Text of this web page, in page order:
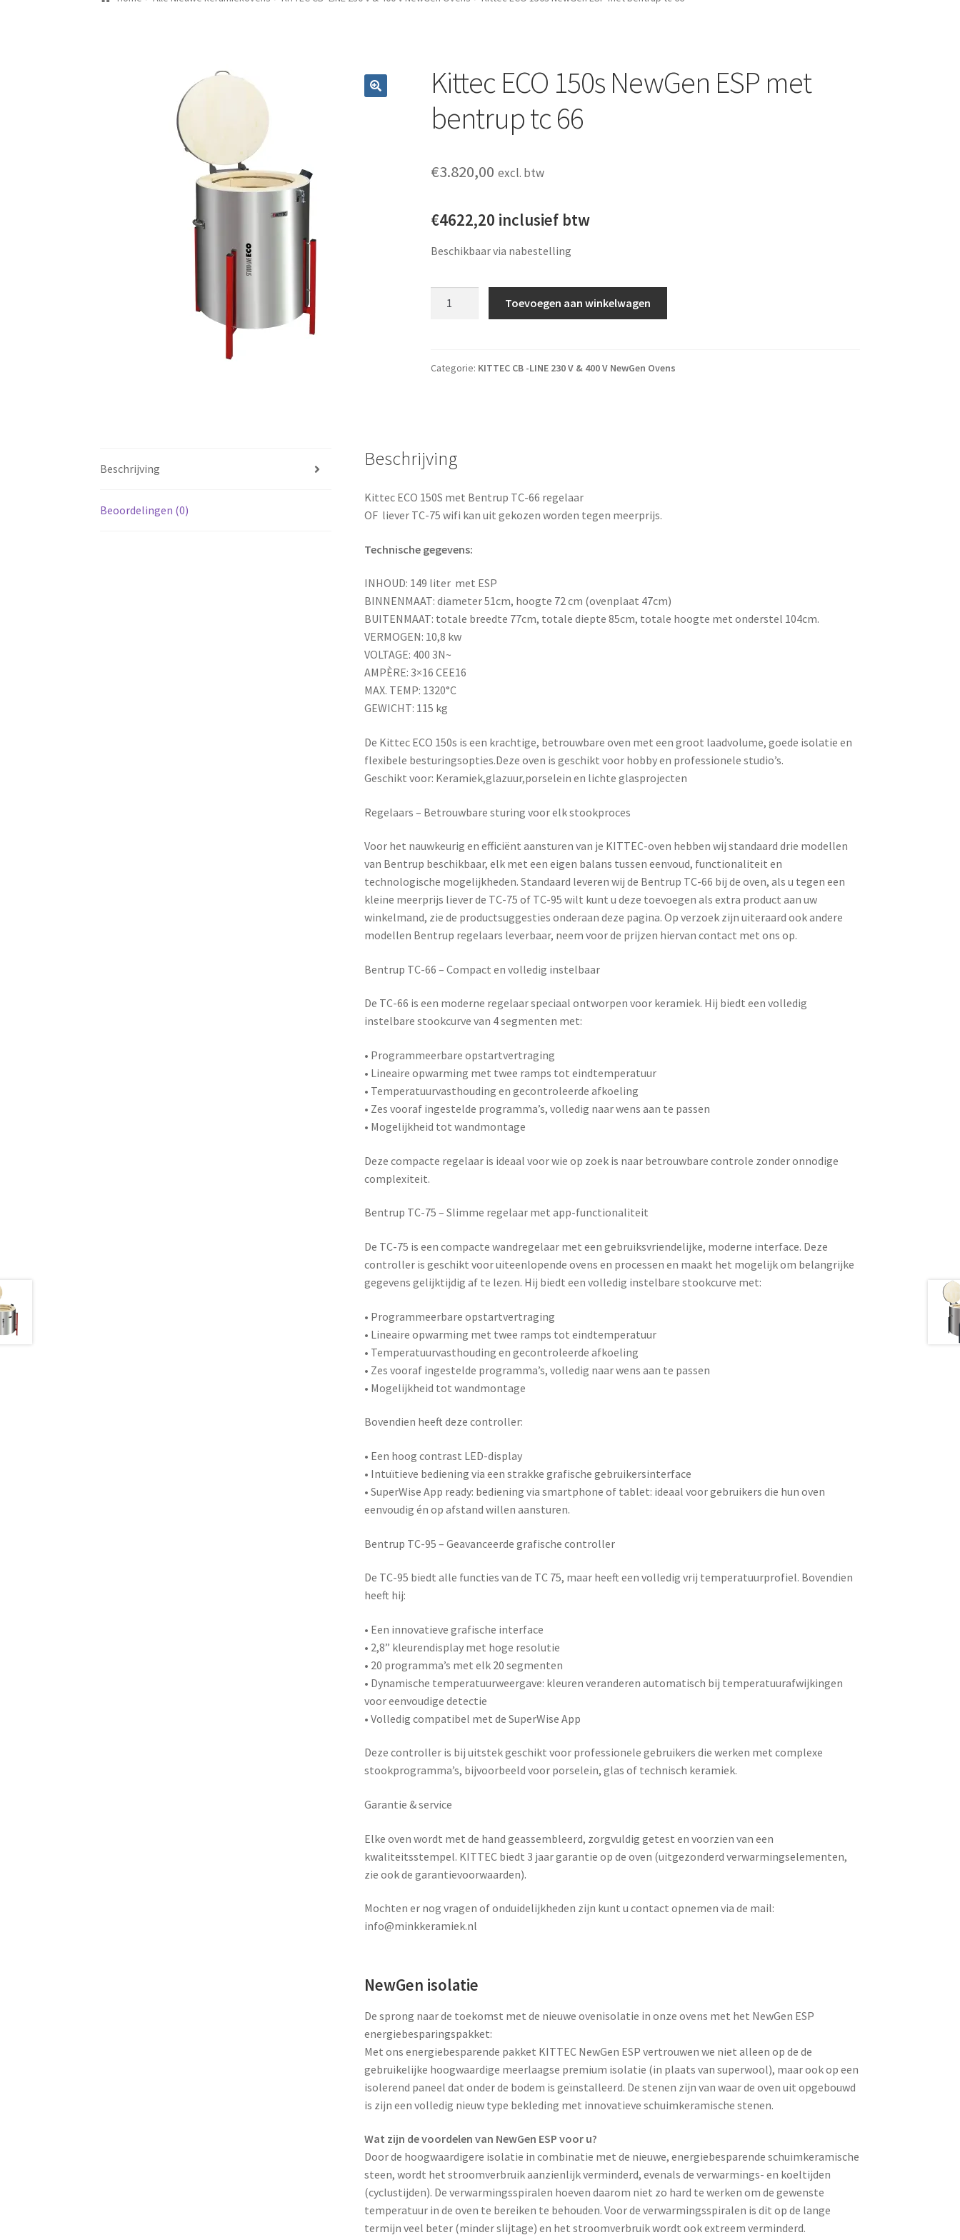
Kittec ECO 150s NewGen ESP met
bentrup tc 66
€3.820,00 excl. btw
€4622,20 inclusief btw
Beschikbaar via nabestelling
Toevoegen aan winkelwagen
Categorie: KITTEC CB -LINE 230 V & 400 V NewGen Ovens
Beschrijving
Beoordelingen (0)
Beschrijving
Kittec ECO 150S met Bentrup TC-66 regelaar
OF liever TC-75 wifi kan uit gekozen worden tegen meerprijs.
Technische gegevens:
INHOUD: 149 liter met ESP
BINNENMAAT: diameter 51cm, hoogte 72 cm (ovenplaat 47cm)
BUITENMAAT: totale breedte 77cm, totale diepte 85cm, totale hoogte met onderstel 104cm.
VERMOGEN: 10,8 kw
VOLTAGE: 400 3N~
AMPÈRE: 3×16 CEE16
MAX. TEMP: 1320°C
GEWICHT: 115 kg
De Kittec ECO 150s is een krachtige, betrouwbare oven met een groot laadvolume, goede isolatie en
flexibele besturingsopties.Deze oven is geschikt voor hobby en professionele studio’s.
Geschikt voor: Keramiek,glazuur,porselein en lichte glasprojecten
Regelaars – Betrouwbare sturing voor elk stookproces
Voor het nauwkeurig en efficiënt aansturen van je KITTEC-oven hebben wij standaard drie modellen
van Bentrup beschikbaar, elk met een eigen balans tussen eenvoud, functionaliteit en
technologische mogelijkheden. Standaard leveren wij de Bentrup TC-66 bij de oven, als u tegen een
kleine meerprijs liever de TC-75 of TC-95 wilt kunt u deze toevoegen als extra product aan uw
winkelmand, zie de productsuggesties onderaan deze pagina. Op verzoek zijn uiteraard ook andere
modellen Bentrup regelaars leverbaar, neem voor de prijzen hiervan contact met ons op.
Bentrup TC-66 – Compact en volledig instelbaar
De TC-66 is een moderne regelaar speciaal ontworpen voor keramiek. Hij biedt een volledig
instelbare stookcurve van 4 segmenten met:
• Programmeerbare opstartvertraging
• Lineaire opwarming met twee ramps tot eindtemperatuur
• Temperatuurvasthouding en gecontroleerde afkoeling
• Zes vooraf ingestelde programma’s, volledig naar wens aan te passen
• Mogelijkheid tot wandmontage
Deze compacte regelaar is ideaal voor wie op zoek is naar betrouwbare controle zonder onnodige
complexiteit.
Bentrup TC-75 – Slimme regelaar met app-functionaliteit
De TC-75 is een compacte wandregelaar met een gebruiksvriendelijke, moderne interface. Deze
controller is geschikt voor uiteenlopende ovens en processen en maakt het mogelijk om belangrijke
gegevens gelijktijdig af te lezen. Hij biedt een volledig instelbare stookcurve met:
• Programmeerbare opstartvertraging
• Lineaire opwarming met twee ramps tot eindtemperatuur
• Temperatuurvasthouding en gecontroleerde afkoeling
• Zes vooraf ingestelde programma’s, volledig naar wens aan te passen
• Mogelijkheid tot wandmontage
Bovendien heeft deze controller:
• Een hoog contrast LED-display
• Intuïtieve bediening via een strakke grafische gebruikersinterface
•SuperWise App ready: bediening via smartphone of tablet: ideaal voor gebruikers die hun oven
eenvoudig én op afstand willen aansturen.
Bentrup TC-95 – Geavanceerde grafische controller
De TC-95 biedt alle functies van de TC 75, maar heeft een volledig vrij temperatuurprofiel. Bovendien
heeft hij:
• Een innovatieve grafische interface
• 2,8” kleurendisplay met hoge resolutie
• 20 programma’s met elk 20 segmenten
• Dynamische temperatuurweergave: kleuren veranderen automatisch bij temperatuurafwijkingen
voor eenvoudige detectie
• Volledig compatibel met deSuperWise App
Deze controller is bij uitstek geschikt voor professionele gebruikers die werken met complexe
stookprogramma’s, bijvoorbeeld voor porselein, glas of technisch keramiek.
Garantie & service
Elke oven wordt met de hand geassembleerd, zorgvuldig getest en voorzien van een
kwaliteitsstempel. KITTEC biedt3 jaar garantie op de oven (uitgezonderd verwarmingselementen,
zie ook de garantievoorwaarden).
Mochten er nog vragen of onduidelijkheden zijn kunt u contact opnemen via de mail:
info@minkkeramiek.nl
NewGen isolatie
De sprong naar de toekomst met de nieuwe ovenisolatie in onze ovens met het NewGen ESP
energiebesparingspakket:
Met ons energiebesparende pakket KITTEC NewGen ESP vertrouwen we niet alleen op de de
gebruikelijke hoogwaardige meerlaagse premium isolatie (in plaats van superwool), maar ook op een
isolerend paneel dat onder de bodem is geïnstalleerd. De stenen zijn van waar de oven uit opgebouwd
is zijn een volledig nieuw type bekleding met innovatieve schuimkeramische stenen.
Wat zijn de voordelen van NewGen ESP voor u?
Door de hoogwaardigere isolatie in combinatie met de nieuwe, energiebesparende schuimkeramische
steen, wordt het stroomverbruik aanzienlijk verminderd, evenals de verwarmings- en koeltijden
(cyclustijden). De verwarmingsspiralen hoeven daarom niet zo hard te werken om de gewenste
temperatuur in de oven te bereiken te behouden. Voor de verwarmingsspiralen is dit op de lange
termijn veel beter (minder slijtage) en het stroomverbruik wordt ook extreem verminderd.